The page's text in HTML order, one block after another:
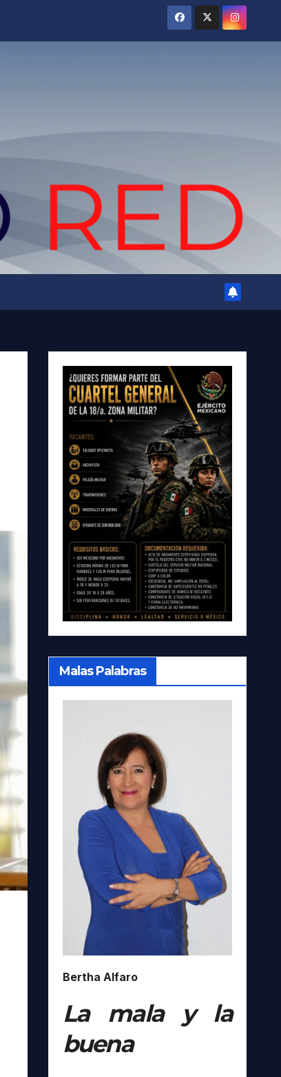
Malas Palabras
Bertha Alfaro
La mala y la
buena